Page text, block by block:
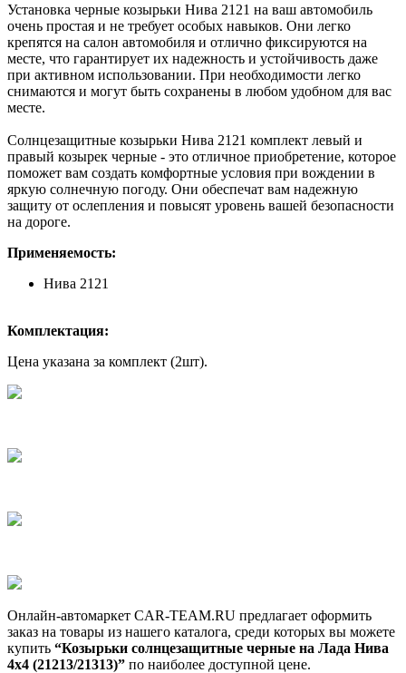
Установка черные козырьки Нива 2121 на ваш автомобиль
очень простая и не требует особых навыков. Они легко
крепятся на салон автомобиля и отлично фиксируются на
месте, что гарантирует их надежность и устойчивость даже
при активном использовании. При необходимости легко
снимаются и могут быть сохранены в любом удобном для вас
месте.
Солнцезащитные козырьки Нива 2121 комплект левый и
правый козырек черные - это отличное приобретение, которое
поможет вам создать комфортные условия при вождении в
яркую солнечную погоду. Они обеспечат вам надежную
защиту от ослепления и повысят уровень вашей безопасности
на дороге.
Применяемость:
Нива 2121
Комплектация:
Цена указана за комплект (2шт).
Онлайн-автомаркет CAR-TEAM.RU предлагает оформить
заказ на товары из нашего каталога, среди которых вы можете
купить “Козырьки солнцезащитные черные на Лада Нива
4x4 (21213/21313)” по наиболее доступной цене.